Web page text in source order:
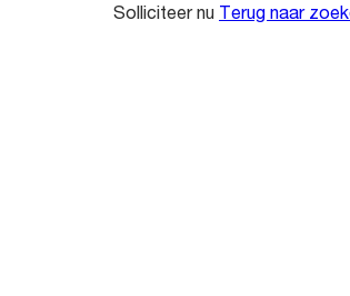
Solliciteer nu Terug naar